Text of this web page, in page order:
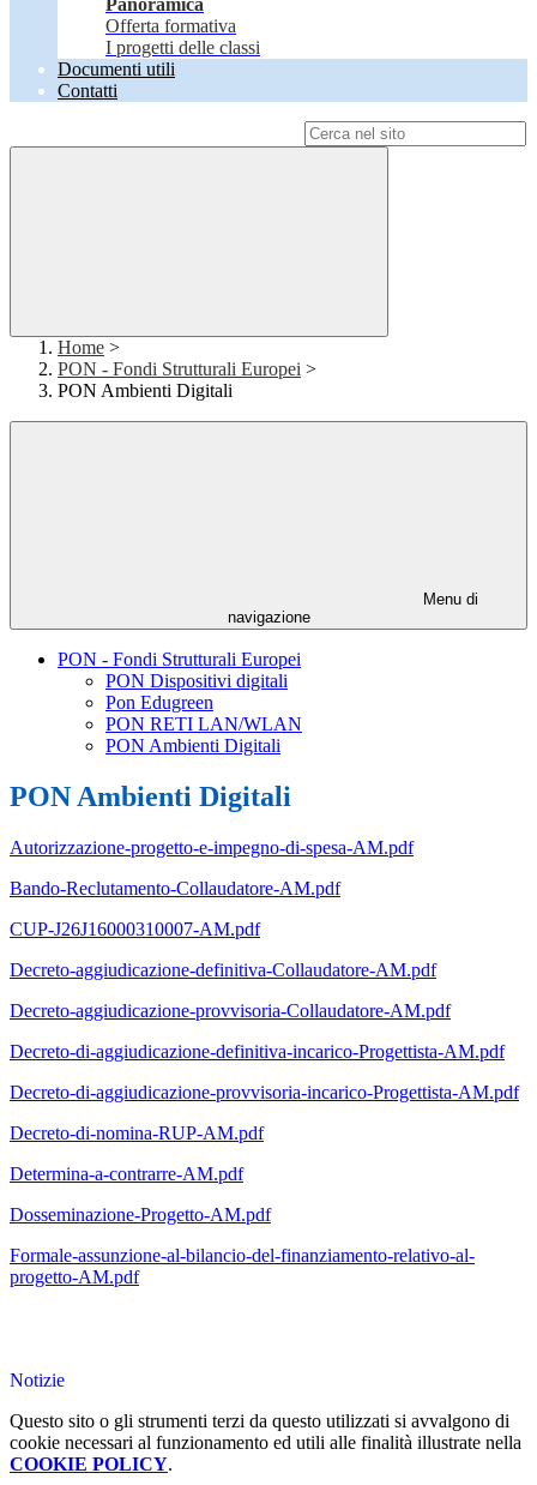
Panoramica
Offerta formativa
I progetti delle classi
Documenti utili
Contatti
Home >
PON - Fondi Strutturali Europei >
PON Ambienti Digitali
Menu di
navigazione
PON - Fondi Strutturali Europei
PON Dispositivi digitali
Pon Edugreen
PON RETI LAN/WLAN
PON Ambienti Digitali
PON Ambienti Digitali
Autorizzazione-progetto-e-impegno-di-spesa-AM.pdf
Bando-Reclutamento-Collaudatore-AM.pdf
CUP-J26J16000310007-AM.pdf
Decreto-aggiudicazione-definitiva-Collaudatore-AM.pdf
Decreto-aggiudicazione-provvisoria-Collaudatore-AM.pdf
Decreto-di-aggiudicazione-definitiva-incarico-Progettista-AM.pdf
Decreto-di-aggiudicazione-provvisoria-incarico-Progettista-AM.pdf
Decreto-di-nomina-RUP-AM.pdf
Determina-a-contrarre-AM.pdf
Dosseminazione-Progetto-AM.pdf
Formale-assunzione-al-bilancio-del-finanziamento-relativo-al-
progetto-AM.pdf
Notizie
Questo sito o gli strumenti terzi da questo utilizzati si avvalgono di
cookie necessari al funzionamento ed utili alle finalità illustrate nella
COOKIE POLICY.